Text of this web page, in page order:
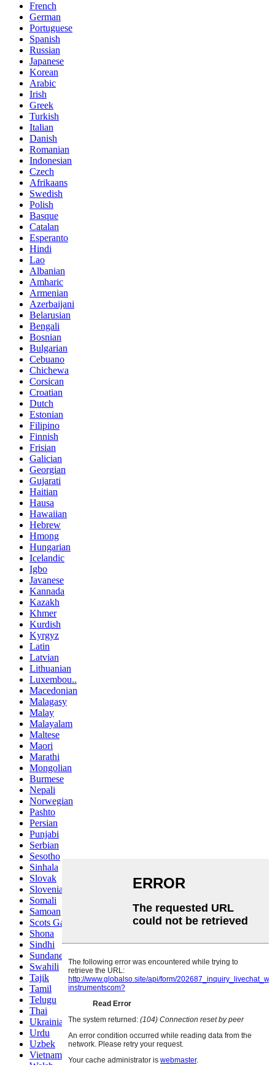
French
German
Portuguese
Spanish
Russian
Japanese
Korean
Arabic
Irish
Greek
Turkish
Italian
Danish
Romanian
Indonesian
Czech
Afrikaans
Swedish
Polish
Basque
Catalan
Esperanto
Hindi
Lao
Albanian
Amharic
Armenian
Azerbaijani
Belarusian
Bengali
Bosnian
Bulgarian
Cebuano
Chichewa
Corsican
Croatian
Dutch
Estonian
Filipino
Finnish
Frisian
Galician
Georgian
Gujarati
Haitian
Hausa
Hawaiian
Hebrew
Hmong
Hungarian
Icelandic
Igbo
Javanese
Kannada
Kazakh
Khmer
Kurdish
Kyrgyz
Latin
Latvian
Lithuanian
Luxembou..
Macedonian
Malagasy
Malay
Malayalam
Maltese
Maori
Marathi
Mongolian
Burmese
Nepali
Norwegian
Pashto
Persian
Punjabi
Serbian
Sesotho
Sinhala
Slovak
Slovenian
Somali
Samoan
Scots Gaelic
Shona
Sindhi
Sundanese
Swahili
Tajik
Tamil
Telugu
Thai
Ukrainian
Urdu
Uzbek
Vietnamese